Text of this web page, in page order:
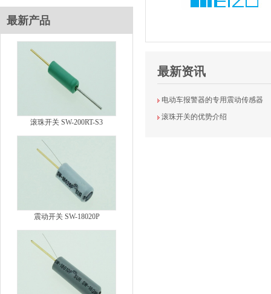
最新产品
滚珠开关 SW-200RT-S3
震动开关 SW-18020P
最新资讯
电动车报警器的专用震动传感器
滚珠开关的优势介绍